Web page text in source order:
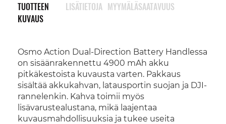
TUOTTEEN
KUVAUS
Osmo Action Dual-Direction Battery Handlessa
on sisäänrakennettu 4900 mAh akku
pitkäkestoista kuvausta varten. Pakkaus
sisältää akkukahvan, latausportin suojan ja DJI-
rannelenkin. Kahva toimii myös
lisävarustealustana, mikä laajentaa
kuvausmahdollisuuksia ja tukee useita
LISÄTIETOJA MYYMÄLÄSAATAVUUS